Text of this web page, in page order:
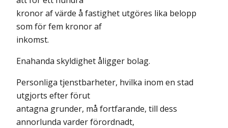
kronor af värde å fastighet utgöres lika belopp
som för fem kronor af
inkomst.
Enahanda skyldighet åligger bolag.
Personliga tjenstbarheter, hvilka inom en stad
utgjorts efter förut
antagna grunder, må fortfarande, till dess
annorlunda varder förordnadt,